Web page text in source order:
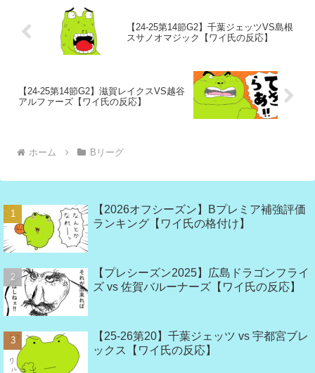
【24-25第14節G2】千葉ジェッツVS島根
スサノオマジック【ワイ氏の反応】
【24-25第14節G2】滋賀レイクスVS越谷
アルファーズ【ワイ氏の反応】
ホーム Bリーグ
【2026オフシーズン】Bプレミア補強評価
ランキング【ワイ氏の格付け】
【プレシーズン2025】広島ドラゴンフライ
ズ vs 佐賀バルーナーズ【ワイ氏の反応】
【25-26第20】千葉ジェッツ vs 宇都宮ブレ
ックス【ワイ氏の反応】